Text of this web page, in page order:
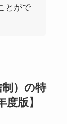
とがで
）の特
版】